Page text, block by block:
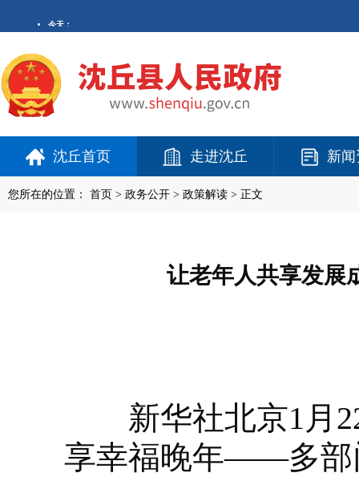
沈丘首页 走进沈丘 新
您所在的位置： 首页 > 政务公开 > 政策解读 > 正文
让老年人共享发
新华社北京1月22
享幸福晚年——多部